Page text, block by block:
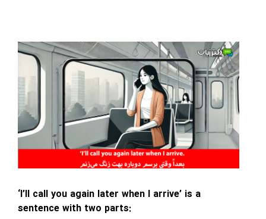
‘I’ll call you again later when I arrive’ is a
sentence with two parts: